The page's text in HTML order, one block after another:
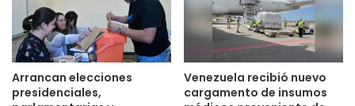
Arrancan elecciones
presidenciales,
Venezuela recibió nuevo
cargamento de insumos